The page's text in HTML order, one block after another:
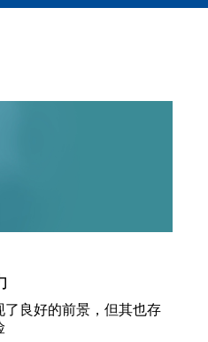
KERRY
）
良好的前景，但其也存